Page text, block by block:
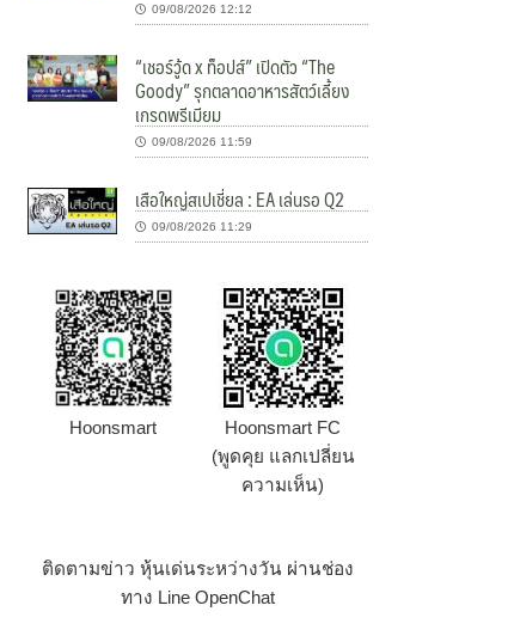
09/08/2026 12:12
“เชอร์วู้ด x ท็อปส์” เปิดตัว “The
Goody” รุกตลาดอาหารสัตว์เลี้ยง
เกรดพรีเมียม
09/08/2026 11:59
เสือใหญ่สเปเชี่ยล : EA เล่นรอ Q2
09/08/2026 11:29
Hoonsmart
Hoonsmart FC
(พูดคุย แลกเปลี่ยน
ความเห็น)
ติดตามข่าว หุ้นเด่นระหว่างวัน ผ่านช่อง
ทาง Line OpenChat